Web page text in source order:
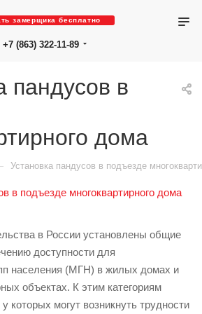
замерщика бесплатно
+7 (863) 322-11-89
пандусов в
дома
Установка пандусов в подъезде
в России установлены общие
доступности для
населения (МГН) в жилых домах и
объектах. К этим категориям
которых могут возникнуть трудности